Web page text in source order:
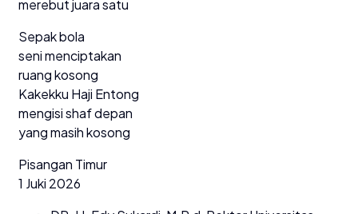
merebut juara satu
Sepak bola
seni menciptakan
ruang kosong
Kakekku Haji Entong
mengisi shaf depan
yang masih kosong
Pisangan Timur
1 Juki 2026